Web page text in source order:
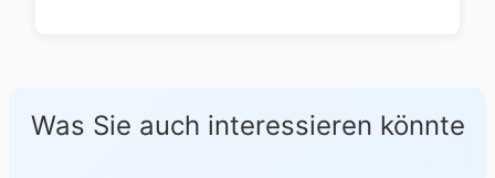
Was Sie auch interessieren könnte